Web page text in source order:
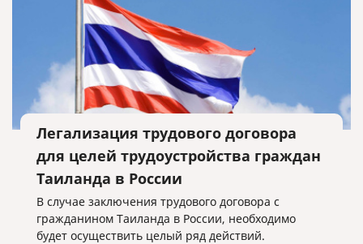
Легализация трудового договора
для целей трудоустройства граждан
Таиланда в России
В случае заключения трудового договора с
гражданином Таиланда в России, необходимо
будет осуществить целый ряд действий.